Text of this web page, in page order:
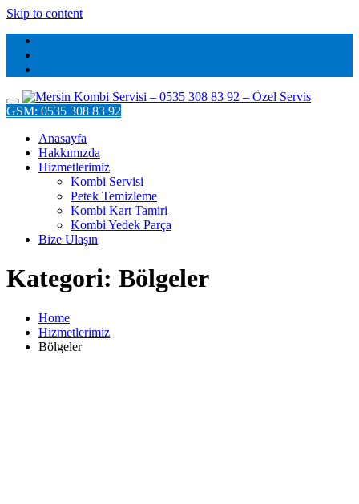
Skip to content
GSM: 0535 308 83 92
Anasayfa
Hakkımızda
Hizmetlerimiz
Kombi Servisi
Petek Temizleme
Kombi Kart Tamiri
Kombi Yedek Parça
Bize Ulaşın
Kategori: Bölgeler
Home
Hizmetlerimiz
Bölgeler